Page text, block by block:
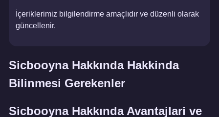
İçeriklerimiz bilgilendirme amaçlıdır ve düzenli olarak
güncellenir.
Sicbooyna Hakkında Hakkinda
Bilinmesi Gerekenler
Sicbooyna Hakkında Avantajlari ve